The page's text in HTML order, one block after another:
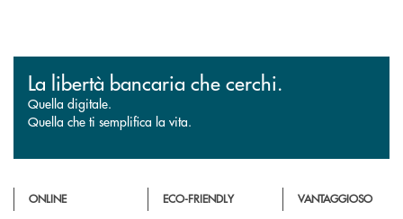
La libertà bancaria che cerchi.
Quella digitale.
Quella che ti semplifica la vita.
ONLINE ECO-FRIENDLY VANTAGGIOSO